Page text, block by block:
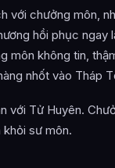
với chưởng môn,
hồi phục ngay
môn không tin,
nhốt vào Tháp
với Tử Huyên.
sư môn.